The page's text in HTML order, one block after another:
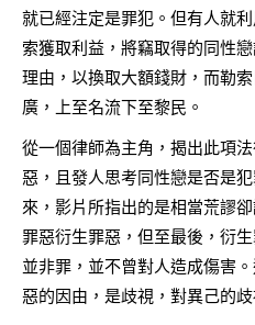
就已經注定是罪犯。但有人就利
索獲取利益，將竊取得的同性
理由，以換取大額錢財，而勒
廣，上至名流下至黎民。
從一個律師為主角，揭出此項
惡，且發人思考同性戀是否是
來，影片所指出的是相當荒謬卻
罪惡衍生罪惡，但至最後，衍生
並非罪，並不曾對人造成傷害
惡的因由，是歧視，對異己的歧